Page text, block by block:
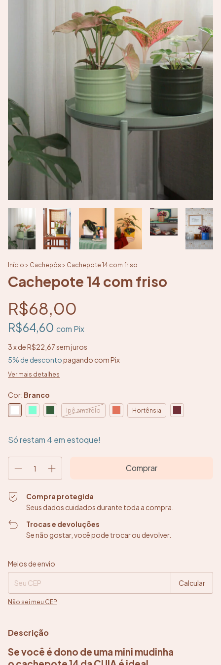
Início > Cachepôs > Cachepote 14 com friso
Cachepote 14 com friso
R$68,00
R$64,60 com Pix
3x deR$22,67sem juros
5% de descontopagando com Pix
Ver mais detalhes
Cor: Branco
Ipê amarelo Hortênsia
Só restam 4 em estoque!
Compra protegida
Seus dados cuidados durante toda a compra.
Trocas e devoluções
Se não gostar, você pode trocar ou devolver.
Entregas para o CEP:
Meios de envio
Calcular
Não sei meu CEP
Descrição
Se você é dono de uma mini mudinha